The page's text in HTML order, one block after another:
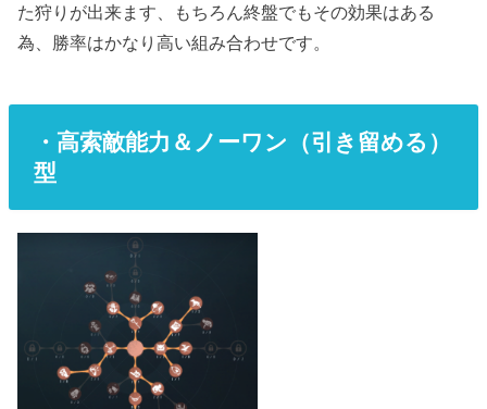
た狩りが出来ます、もちろん終盤でもその効果はある
為、勝率はかなり高い組み合わせです。
・高索敵能力＆ノーワン（引き留める）
型